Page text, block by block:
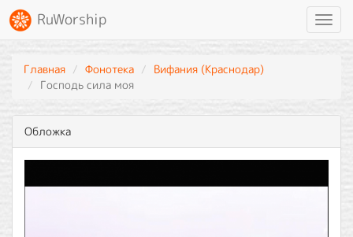
RuWorship
Главная Фонотека
Вифания (Краснодар)
Господь сила моя
Обложка